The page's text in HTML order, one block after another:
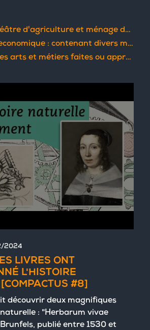
d'agriculture et ménage des champs
divers moyens d'augmenter son bien, et de conserver sa santé
ou approuvées par Messieurs de l'Académie royale des sciences de Paris
2024
LIVRES ONT
L'HISTOIRE
#8]
découvrir deux magnifiques
: "Herbarum vivae
publié entre 1530 et